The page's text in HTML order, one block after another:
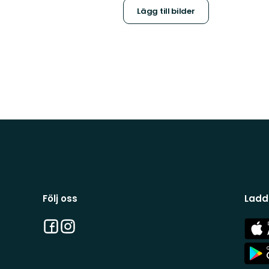
Lägg till bilder
Följ oss
Facebook
Instagram
App
Store
App
Store